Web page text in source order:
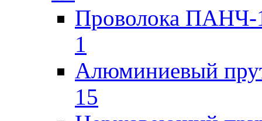
Проволока ПАНЧ-
1
Алюминиевый
15